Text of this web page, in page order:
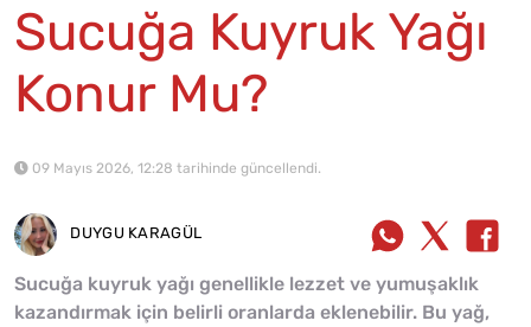
Sucuğa Kuyruk Yağı
Konur Mu?
09 Mayıs 2026, 12:28 tarihinde güncellendi.
DUYGU KARAGÜL
Sucuğa kuyruk yağı genellikle lezzet ve yumuşaklık
kazandırmak için belirli oranlarda eklenebilir. Bu yağ,